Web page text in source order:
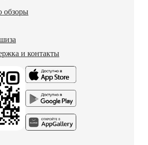
обзоры
и контакты